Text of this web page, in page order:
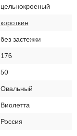
цельнокроеный
короткие
без застежки
176
50
Овальный
Виолетта
Россия